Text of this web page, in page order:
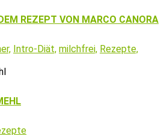
REZEPT VON MARCO CANORA
Intro-Diät, milchfrei, Rezepte,